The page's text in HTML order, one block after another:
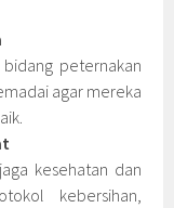
peternakan
agar mereka
kesehatan dan
kebersihan,